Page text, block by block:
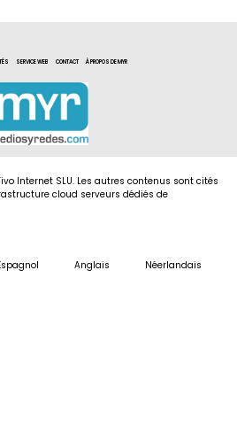
SERVICE WEB CONTACT À PROPOS DE MYR
Internet SLU. Les autres contenus sont cités
cloud serveurs dédiés de
Anglais Néerlandais